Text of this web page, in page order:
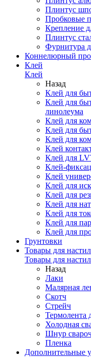
Плинтус
Пробковые
Крепление
Плинтус
Фурнитура
Коннелюрный
Клей
Клей
Назад
Клей для
Клей для
линолеума
Клей для
Клей для
Клей для
Клей
Клей для
Клей-
Клей
Клей для
Клей для
Клей для
Клей для
Клей для
Клей для
Грунтовки
Товары для
Товары для
Назад
Лаки
Малярная
Скотч
Стрейч
Термолента
Холодная
Шнур
Пленка
Дополнительные